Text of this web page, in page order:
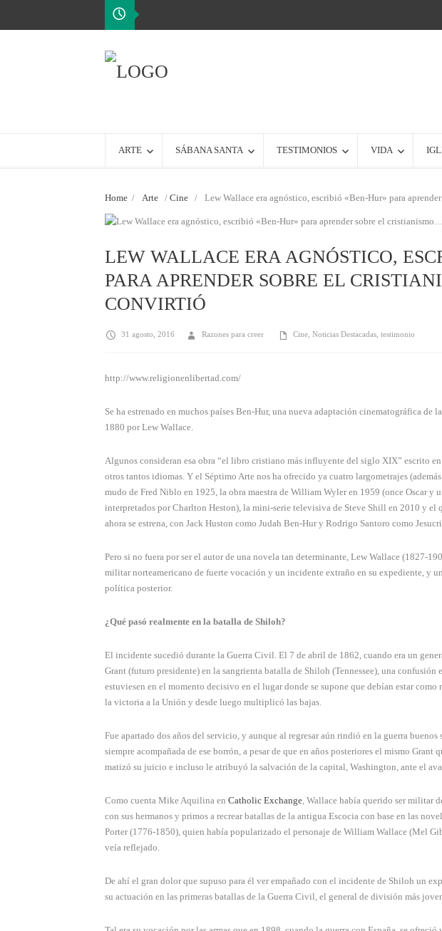
ARTE SÁBANA SANTA TESTIMONIOS VIDA
Home / Arte / Cine / Lew Wallace era agnóstico, escribió «Ben-Hur» para
LEW WALLACE ERA AGNÓSTICO,
PARA APRENDER SOBRE EL
CONVIRTIÓ
31 agosto, 2016 Razones para creer Cine Noticias Destacadas testimonio
http://www.religionenlibertad.com/
Se ha estrenado en muchos países Ben-Hur, una nueva adaptación cinematográfica de
1880 por Lew Wallace.
Algunos consideran esa obra “el libro cristiano más influyente del siglo XIX” escrito
otros tantos idiomas. Y el Séptimo Arte nos ha ofrecido ya cuatro largometrajes
mudo de Fred Niblo en 1925, la obra maestra de William Wyler en 1959 (once Oscar y
interpretados por Charlton Heston), la mini-serie televisiva de Steve Shill en 2010 y
ahora se estrena, con Jack Huston como Judah Ben-Hur y Rodrigo Santoro como
Pero si no fuera por ser el autor de una novela tan determinante, Lew Wallace (1827-
militar norteamericano de fuerte vocación y un incidente extraño en su expediente, y
política posterior.
¿Qué pasó realmente en la batalla de Shiloh?
El incidente sucedió durante la Guerra Civil. El 7 de abril de 1862, cuando era un
Grant (futuro presidente) en la sangrienta batalla de Shiloh (Tennessee), una confusión
estuviesen en el momento decisivo en el lugar donde se supone que debían estar
la victoria a la Unión y desde luego multiplicó las bajas.
Fue apartado dos años del servicio, y aunque al regresar aún rindió en la guerra
siempre acompañada de ese borrón, a pesar de que en años posteriores el mismo
matizó su juicio e incluso le atribuyó la salvación de la capital, Washington, ante el
Como cuenta Mike Aquilina en Catholic Exchange, Wallace había querido ser militar
con sus hermanos y primos a recrear batallas de la antigua Escocia con base en las
Porter (1776-1850), quien había popularizado el personaje de William Wallace (Mel
veía reflejado.
De ahí el gran dolor que supuso para él ver empañado con el incidente de Shiloh un
su actuación en las primeras batallas de la Guerra Civil, el general de división más